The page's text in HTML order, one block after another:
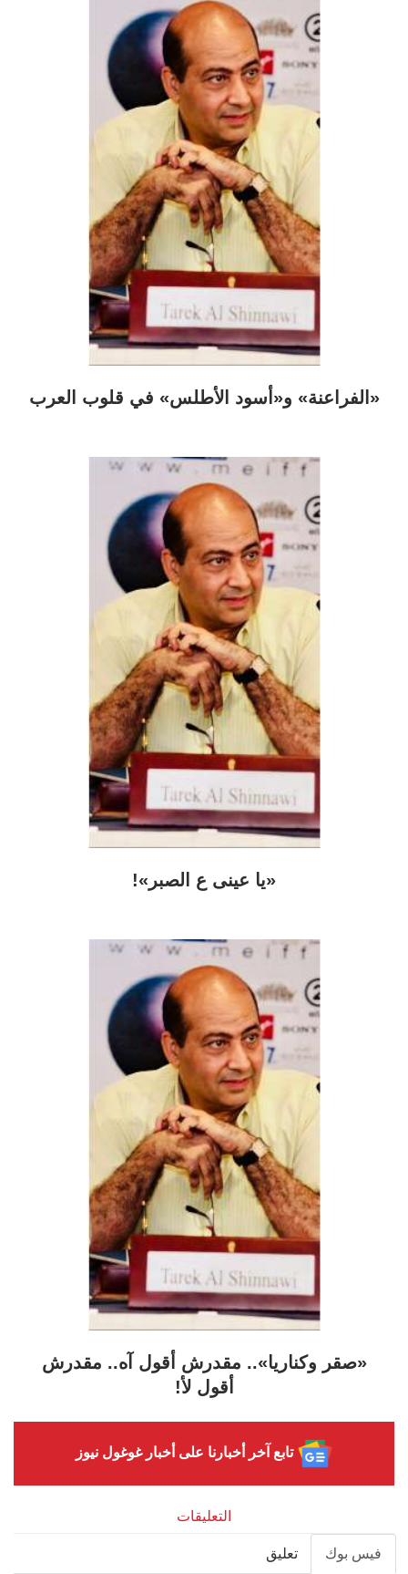
«الفراعنة» و«أسود الأطلس» في قلوب العرب
«يا عينى ع الصبر»!
«صقر وكناريا».. مقدرش أقول آه.. مقدرش
أقول لأ!
تابع آخر أخبارنا على أخبار غوغول نيوز
التعليقات
فيس بوك تعليق